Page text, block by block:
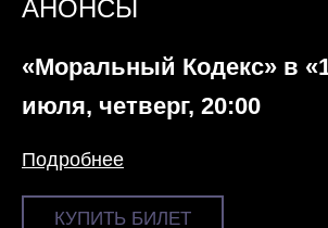
АНОНСЫ
«Моральный Кодекс» в
июля, четверг, 20:00
Подробнее
КУПИТЬ БИЛЕТ